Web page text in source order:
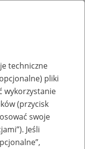
pracy
techniczne
pliki
wykorzystanie
(przycisk
swoje
Jeśli